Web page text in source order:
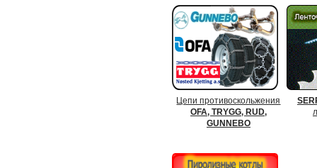
Цепи противоскольжения
OFA, TRYGG, RUD,
GUNNEBO